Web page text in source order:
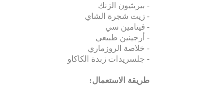
- بيريثيون الزنك
- زيت شجرة الشاي
- فيتامين سي
- أرجينين طبيعي
- خلاصة الروزماري
- جلسريدات زبدة الكاكاو
طريقة الاستعمال: